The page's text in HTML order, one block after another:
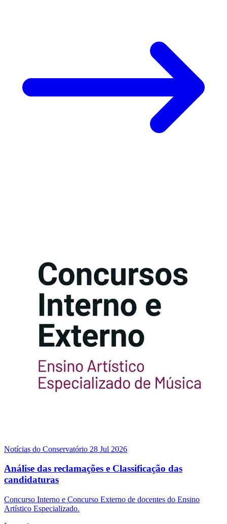
Notícias do Conservatório 28 Jul 2026
Análise das reclamações e Classificação das
candidaturas
Concurso Interno e Concurso Externo de docentes do Ensino
Artístico Especializado.